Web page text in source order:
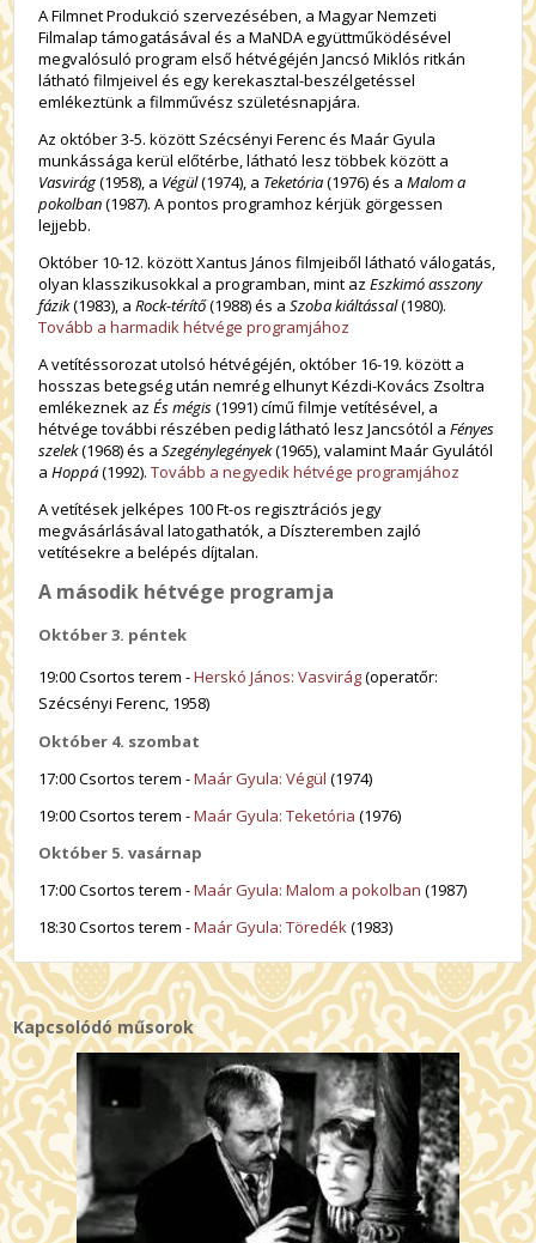
A Filmnet Produkció szervezésében, a Magyar Nemzeti
Filmalap támogatásával és a MaNDA együttműködésével
megvalósuló program első hétvégéjén Jancsó Miklós ritkán
látható filmjeivel és egy kerekasztal-beszélgetéssel
emlékeztünk a filmművész születésnapjára.
Az október 3-5. között Szécsényi Ferenc és Maár Gyula
munkássága kerül előtérbe, látható lesz többek között a
Vasvirág(1958), a Végül(1974), a Teketória(1976) és aMalom a
pokolban(1987). A pontos programhoz kérjük görgessen
lejjebb.
Október 10-12. között Xantus János filmjeiből látható válogatás,
olyan klasszikusokkal a programban, mint azEszkimó asszony
fázik(1983), aRock-térítő(1988) és aSzoba kiáltással(1980).
Tovább a harmadik hétvége programjához
A vetítéssorozat utolsó hétvégéjén, október 16-19. között a
hosszas betegség után nemrég elhunyt Kézdi-Kovács Zsoltra
emlékeznek azÉs mégis(1991) című filmje vetítésével, a
hétvége további részében pedig látható lesz Jancsótól aFényes
szelek(1968) és a Szegénylegények(1965), valamint Maár Gyulától
aHoppá(1992).Tovább a negyedik hétvége programjához
A vetítések jelképes 100 Ft-os regisztrációs jegy
megvásárlásával latogathatók, a Díszteremben zajló
vetítésekre a belépés díjtalan.
A második hétvége programja
Október 3. péntek
19:00 Csortos terem -Herskó János: Vasvirág(operatőr:
Szécsényi Ferenc, 1958)
Október 4. szombat
17:00 Csortos terem -Maár Gyula: Végül (1974)
19:00 Csortos terem -Maár Gyula: Teketória (1976)
Október 5. vasárnap
17:00 Csortos terem -Maár Gyula: Malom a pokolban (1987)
18:30 Csortos terem -Maár Gyula: Töredék(1983)
Kapcsolódó műsorok